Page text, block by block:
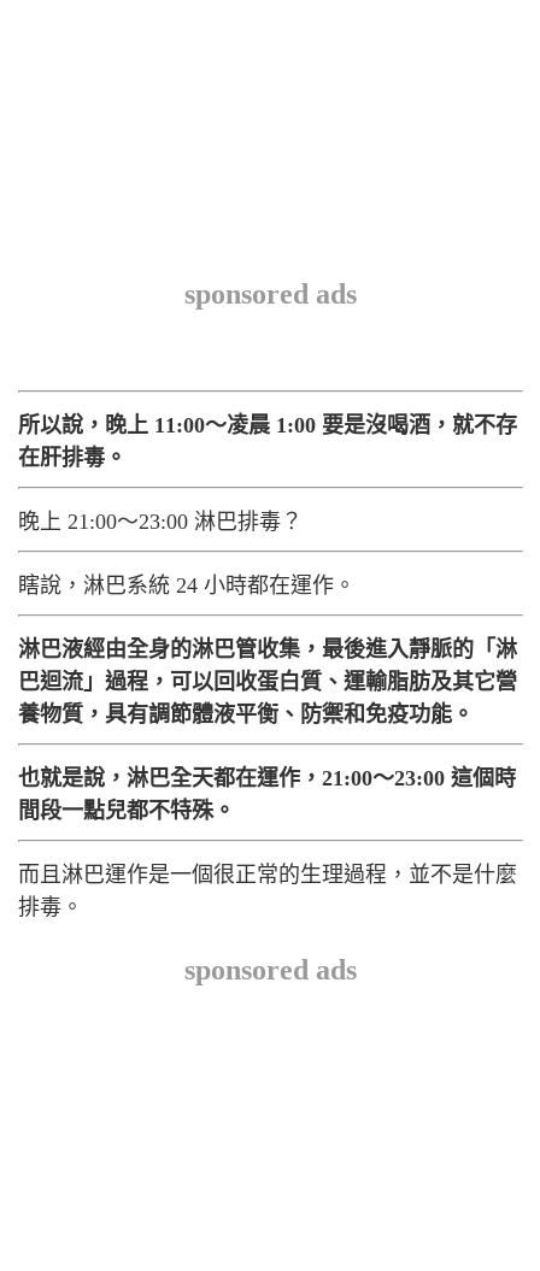
sponsored ads
所以說，晚上 11:00～凌晨 1:00 要是沒喝酒，就不存
在肝排毒。
晚上 21:00～23:00 淋巴排毒？
瞎說，淋巴系統 24 小時都在運作。
淋巴液經由全身的淋巴管收集，最後進入靜脈的「淋
巴迴流」過程，可以回收蛋白質、運輸脂肪及其它營
養物質，具有調節體液平衡、防禦和免疫功能。
也就是說，淋巴全天都在運作，21:00～23:00 這個時
間段一點兒都不特殊。
而且淋巴運作是一個很正常的生理過程，並不是什麼
排毒。
sponsored ads